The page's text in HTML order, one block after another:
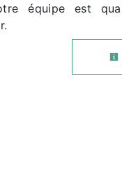
équipe est